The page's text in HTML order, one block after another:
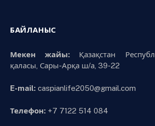
БАЙЛАНЫС
Мекен жайы:Қазақстан
қаласы, Сары-Арқа ш/а, 39-22
E-mail: caspianlife2050@gmail.com
Телефон: +7 7122 514 084